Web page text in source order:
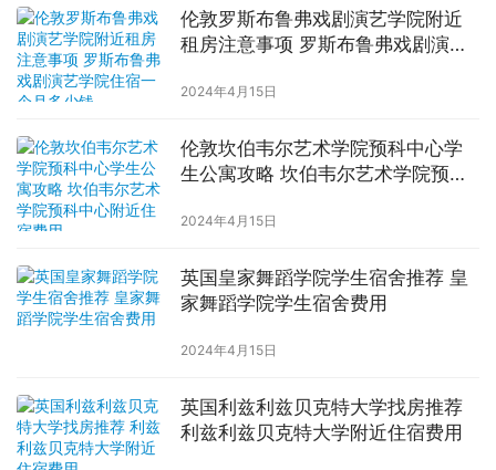
伦敦罗斯布鲁弗戏剧演艺学院附近
租房注意事项 罗斯布鲁弗戏剧演艺
2024年4月15日
伦敦坎伯韦尔艺术学院预科中心学
生公寓攻略 坎伯韦尔艺术学院预科
2024年4月15日
英国皇家舞蹈学院学生宿舍推荐 皇
家舞蹈学院学生宿舍费用
2024年4月15日
英国利兹利兹贝克特大学找房推荐
利兹利兹贝克特大学附近住宿费用